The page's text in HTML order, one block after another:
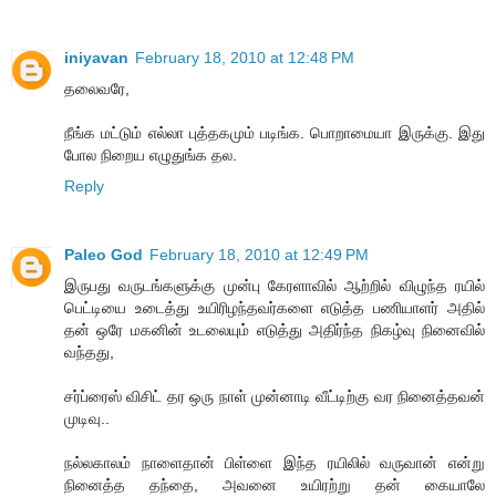
iniyavan February 18, 2010 at 12:48 PM
தலைவரே,
நீங்க மட்டும் எல்லா புத்தகமும் படிங்க. பொறாமையா இருக்கு. இது
போல நிறைய எழுதுங்க தல.
Reply
Paleo God February 18, 2010 at 12:49 PM
இருபது வருடங்களுக்கு முன்பு கேரளாவில் ஆற்றில் விழுந்த ரயில்
பெட்டியை உடைத்து உயிரிழந்தவர்களை எடுத்த பணியாளர் அதில்
தன் ஒரே மகனின் உடலையும் எடுத்து அதிர்ந்த நிகழ்வு நினைவில்
வந்தது,
சர்ப்ரைஸ் விசிட் தர ஒரு நாள் முன்னாடி வீட்டிற்கு வர நினைத்தவன்
முடிவு..
நல்லகாலம் நாளைதான் பிள்ளை இந்த ரயிலில் வருவான் என்று
நினைத்த தந்தை, அவனை உயிரற்று தன் கையாலே